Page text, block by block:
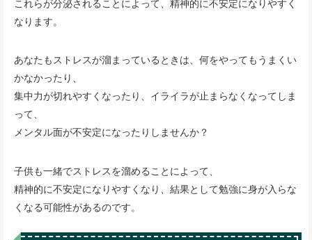
なります。
あなたもストレスが溜まっているときは、何をやってもうまくい
かなかったり、
集中力が切れやすくなったり、イライラが止まらなくなってしま
って、
メンタル面が不安定になったりしませんか？
子供も一緒でストレスを溜めることによって、
精神的に不安定になりやすくなり、結果として勉強に身が入らな
くなる可能性があるのです。